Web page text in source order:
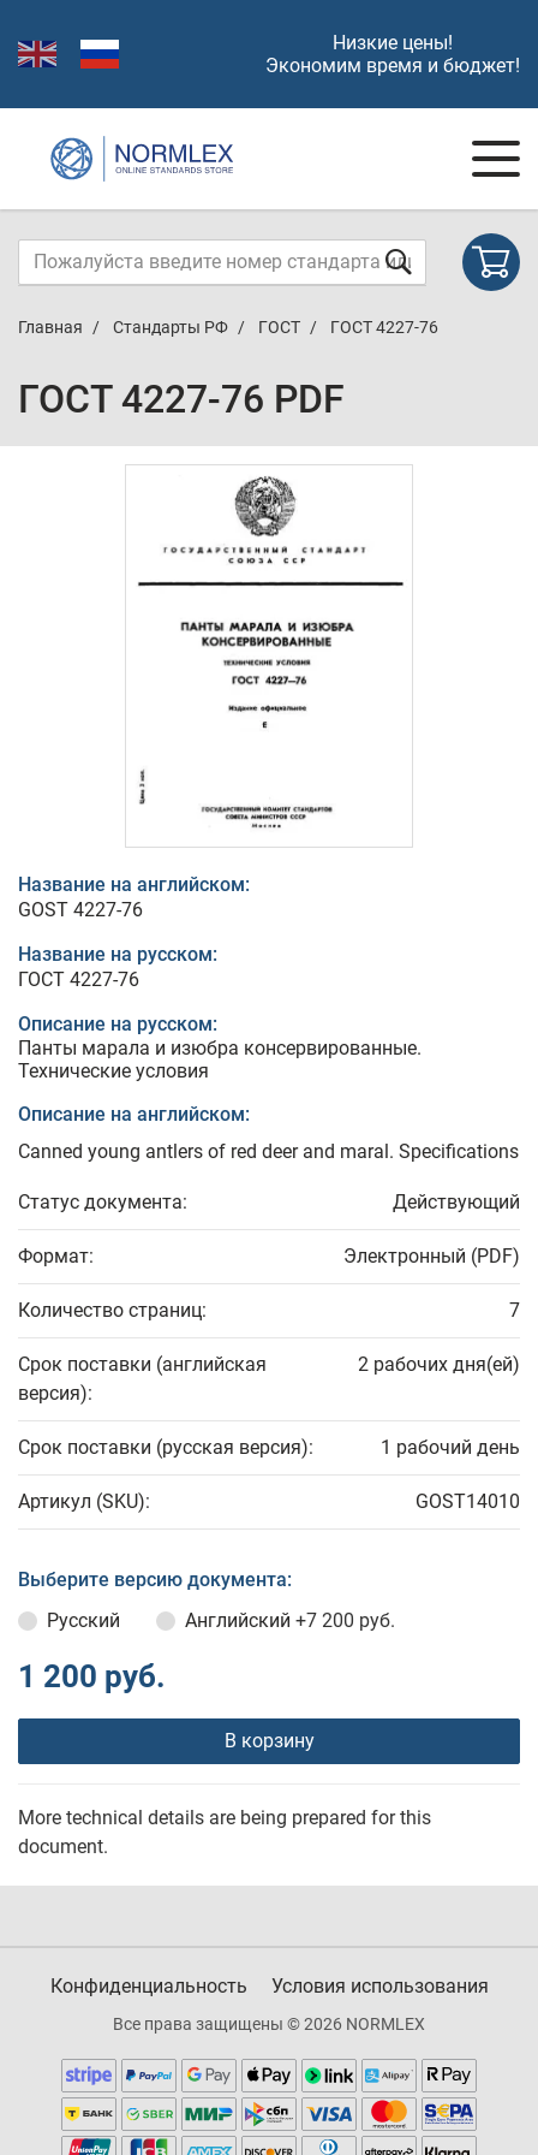
Низкие цены!
Экономим время и бюджет!
Главная Стандарты РФ ГОСТ ГОСТ 4227-76
ГОСТ 4227-76 PDF
Название на английском:
GOST 4227-76
Название на русском:
ГОСТ 4227-76
Описание на русском:
Панты марала и изюбра консервированные.
Технические условия
Описание на английском:
Canned young antlers of red deer and maral. Specifications
Статус документа: Действующий
Формат: Электронный (PDF)
Количество страниц: 7
Срок поставки (английская
версия):
2 рабочих дня(ей)
Срок поставки (русская версия): 1 рабочий день
Артикул (SKU): GOST14010
Выберите версию документа:
Русский
Английский +7 200 руб.
1 200 руб.
В корзину
More technical details are being prepared for this
document.
Конфиденциальность Условия использования
Все права защищены © 2026 NORMLEX